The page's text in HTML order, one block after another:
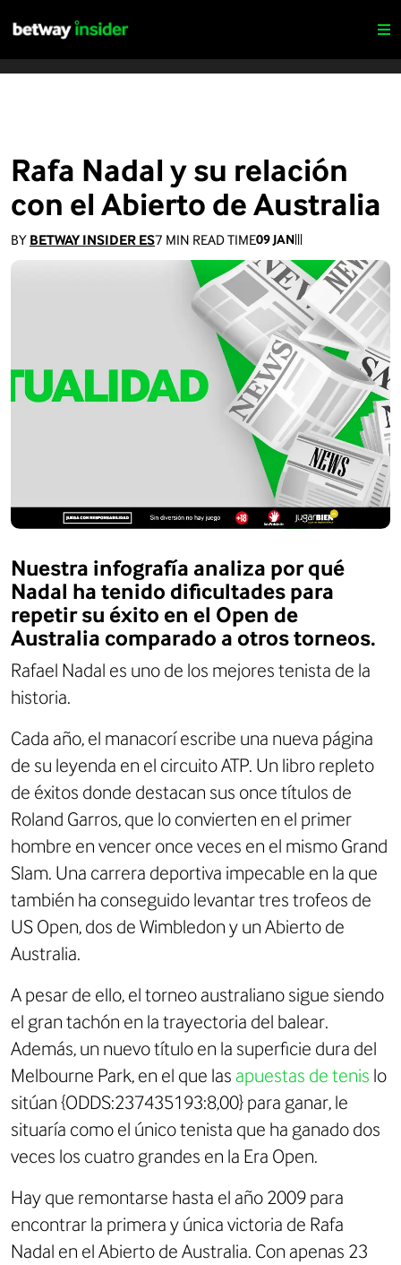
Rafa Nadal y su relación
con el Abierto de Australia
09 JAN|
BY BETWAY INSIDER ES |
7 MIN READ TIME |
Nuestra infografía analiza por qué
Nadal ha tenido dificultades para
repetir su éxito en el Open de
Australia comparado a otros torneos.
Rafael Nadal es uno de los mejores tenista de la
historia.
Cada año, el manacorí escribe una nueva página
de su leyenda en el circuito ATP. Un libro repleto
de éxitos donde destacan sus once títulos de
Roland Garros, que lo convierten en el primer
hombre en vencer once veces en el mismo Grand
Slam. Una carrera deportiva impecable en la que
también ha conseguido levantar tres trofeos de
US Open, dos de Wimbledon y un Abierto de
Australia.
A pesar de ello, el torneo australiano sigue siendo
el gran tachón en la trayectoria del balear.
Además, un nuevo título en la superficie dura del
Melbourne Park, en el que las apuestas de tenis lo
sitúan {ODDS:237435193:8,00} para ganar, le
situaría como el único tenista que ha ganado dos
veces los cuatro grandes en la Era Open.
Hay que remontarse hasta el año 2009 para
encontrar la primera y única victoria de Rafa
Nadal en el Abierto de Australia. Con apenas 23